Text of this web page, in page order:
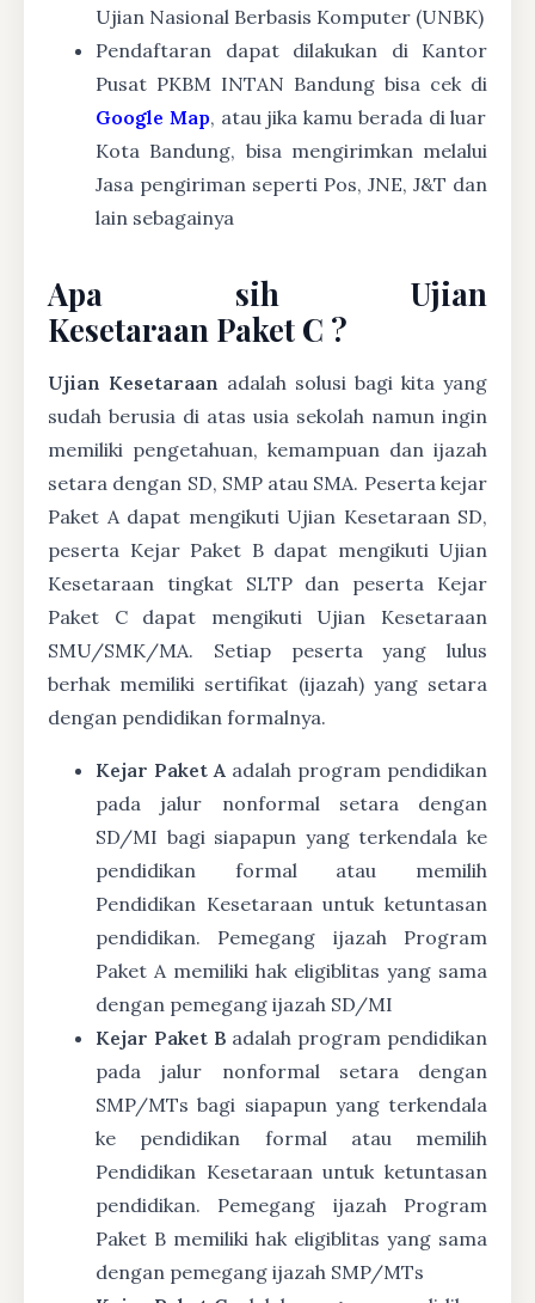
Ujian Nasional Berbasis Komputer (UNBK)
Pendaftaran dapat dilakukan di Kantor
Pusat PKBM INTAN Bandung bisa cek di
Google Map, atau jika kamu berada di luar
Kota Bandung, bisa mengirimkan melalui
Jasa pengiriman seperti Pos, JNE, J&T dan
lain sebagainya
Apa sih Ujian
Kesetaraan Paket C ?
Ujian Kesetaraan adalah solusi bagi kita yang
sudah berusia di atas usia sekolah namun ingin
memiliki pengetahuan, kemampuan dan ijazah
setara dengan SD, SMP atau SMA. Peserta kejar
Paket A dapat mengikuti Ujian Kesetaraan SD,
peserta Kejar Paket B dapat mengikuti Ujian
Kesetaraan tingkat SLTP dan peserta Kejar
Paket C dapat mengikuti Ujian Kesetaraan
SMU/SMK/MA. Setiap peserta yang lulus
berhak memiliki sertifikat (ijazah) yang setara
dengan pendidikan formalnya.
Kejar Paket A adalah program pendidikan
pada jalur nonformal setara dengan
SD/MI bagi siapapun yang terkendala ke
pendidikan formal atau memilih
Pendidikan Kesetaraan untuk ketuntasan
pendidikan. Pemegang ijazah Program
Paket A memiliki hak eligiblitas yang sama
dengan pemegang ijazah SD/MI
Kejar Paket B adalah program pendidikan
pada jalur nonformal setara dengan
SMP/MTs bagi siapapun yang terkendala
ke pendidikan formal atau memilih
Pendidikan Kesetaraan untuk ketuntasan
pendidikan. Pemegang ijazah Program
Paket B memiliki hak eligiblitas yang sama
dengan pemegang ijazah SMP/MTs